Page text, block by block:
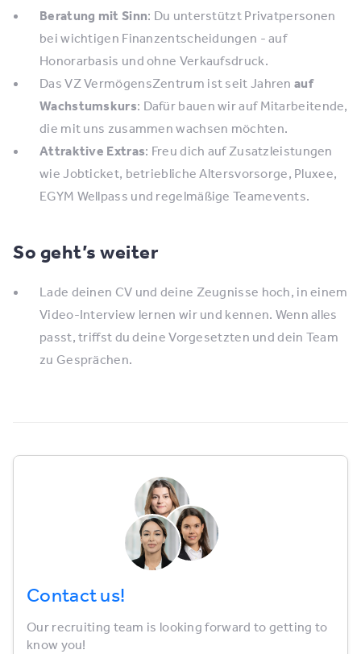
Beratung mit Sinn: Du unterstützt Privatpersonen
bei wichtigen Finanzentscheidungen - auf
Honorarbasis und ohne Verkaufsdruck.
Das VZ VermögensZentrum ist seit Jahren auf
Wachstumskurs: Dafür bauen wir auf Mitarbeitende,
die mit uns zusammen wachsen möchten.
Attraktive Extras: Freu dich auf Zusatzleistungen
wie Jobticket, betriebliche Altersvorsorge, Pluxee,
EGYM Wellpass und regelmäßige Teamevents.
So geht’s weiter
Lade deinen CV und deine Zeugnisse hoch, in einem
Video-Interview lernen wir und kennen. Wenn alles
passt, triffst du deine Vorgesetzten und dein Team
zu Gesprächen.
Contact us!
Our recruiting team is looking forward to getting to
know you!